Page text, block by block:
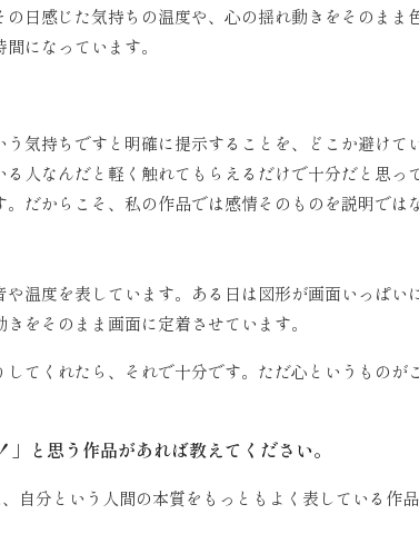
日感じた気持ちの温度や、心の揺れ動きをそのまま
になっています。
気持ちですと明確に提示することを、どこか避けて
人なんだと軽く触れてもらえるだけで十分だと思っ
だからこそ、私の作品では感情そのものを説明では
温度を表しています。ある日は図形が画面いっぱいに
をそのまま画面に定着させています。
てくれたら、それで十分です。ただ心というものが
と思う作品があれば教えてください。
自分という人間の本質をもっともよく表している作